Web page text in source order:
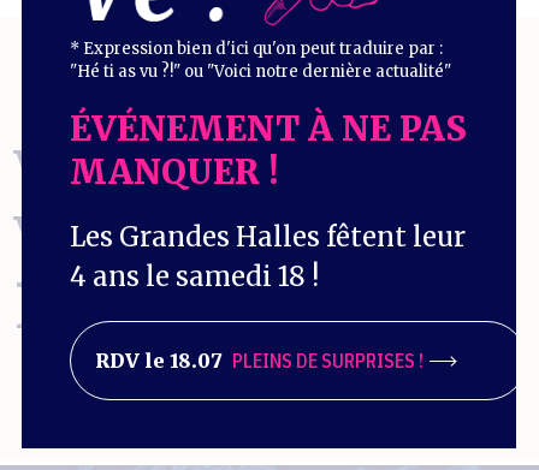
VOUS EN
VOULEZ
ENCORE?
* Expression bien d'ici qu'on peut traduire par :
"Hé ti as vu ?!" ou "Voici notre dernière actualité"
ÉVÉNEMENT À NE PAS
MANQUER !
Les Grandes Halles fêtent leur
4 ans le samedi 18 !
RDV le 18.07 PLEINS DE SURPRISES !